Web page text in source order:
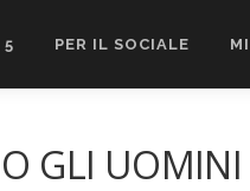
5 PER IL SOCIALE
GLI